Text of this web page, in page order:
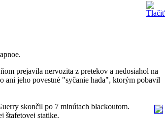
prejavila nervozita z pretekov a nedosiahol na
ani jeho povestné "syčanie hada", ktorým pobavil
skončil po 7 minútach blackoutom.
štafetovej statike.